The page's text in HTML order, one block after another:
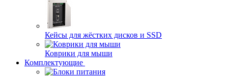
Кейсы для жёстких дисков и SSD
Коврики для мыши
Комплектующие